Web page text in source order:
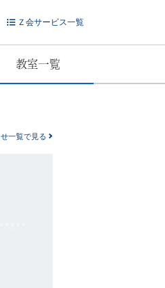
Ｚ会サービス一覧
教室一覧
せ一覧で見る